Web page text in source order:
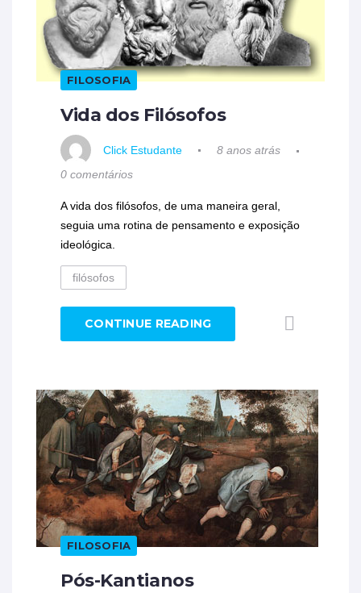
FILOSOFIA
Vida dos Filósofos
Click Estudante
8 anos atrás
0 comentários
A vida dos filósofos, de uma maneira geral,
seguia uma rotina de pensamento e exposição
ideológica.
filósofos
CONTINUE READING
FILOSOFIA
Pós-Kantianos